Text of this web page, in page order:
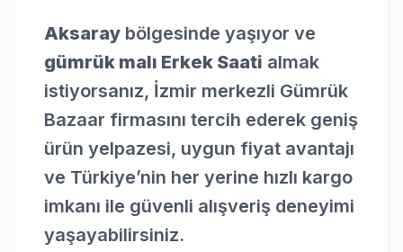
Aksaray bölgesinde yaşıyor ve
gümrük malı Erkek Saati almak
istiyorsanız, İzmir merkezli Gümrük
Bazaar firmasını tercih ederek geniş
ürün yelpazesi, uygun fiyat avantajı
ve Türkiye’nin her yerine hızlı kargo
imkanı ile güvenli alışveriş deneyimi
yaşayabilirsiniz.